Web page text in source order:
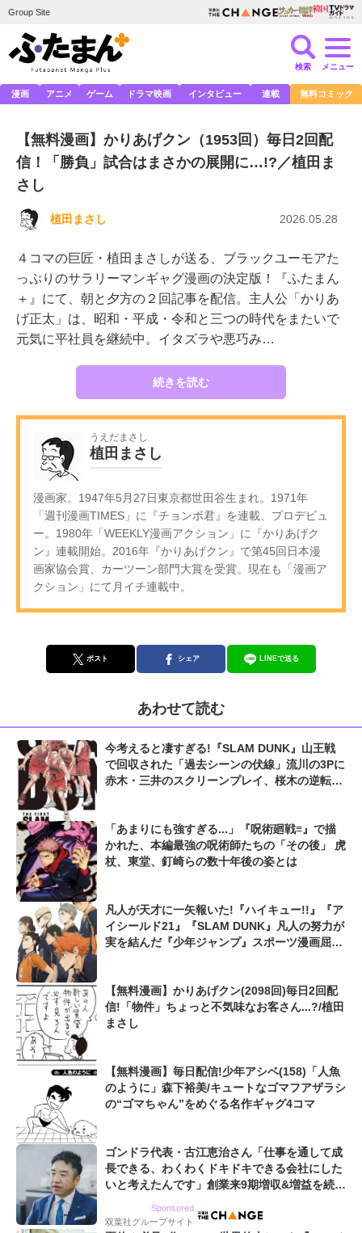
Group Site
検索 メニュー
漫画 アニメ ゲーム ドラマ映画 インタビュー 連載 無料コミック
【無料漫画】かりあげクン（1953回）毎日2回配
信！「勝負」試合はまさかの展開に…!?／植田ま
さし
植田まさし 2026.05.28
４コマの巨匠・植田まさしが送る、ブラックユーモアた
っぷりのサラリーマンギャグ漫画の決定版！『ふたまん
＋』にて、朝と夕方の２回記事を配信。主人公「かりあ
げ正太」は、昭和・平成・令和と三つの時代をまたいで
元気に平社員を継続中。イタズラや悪巧み…
続きを読む
うえだまさし
植田まさし
漫画家。1947年5月27日東京都世田谷生まれ。1971年
「週刊漫画TIMES」に『チョンボ君』を連載、プロデビュ
ー。1980年「WEEKLY漫画アクション」に『かりあげク
ン』連載開始。2016年『かりあげクン』で第45回日本漫
画家協会賞、カーツーン部門大賞を受賞。現在も「漫画ア
クション」にて月イチ連載中。
ポスト シェア LINEで送る
あわせて読む
今考えると凄すぎる!『SLAM DUNK』山王戦
で回収された「過去シーンの伏線」流川の3Pに
赤木・三井のスクリーンプレイ、桜木の逆転シ
「あまりにも強すぎる...」『呪術廻戦≡』で描
かれた、本編最強の呪術師たちの「その後」 虎
杖、東堂、釘崎らの数十年後の姿とは
凡人が天才に一矢報いた!『ハイキュー!!』『ア
イシールド21』『SLAM DUNK』凡人の努力が
実を結んだ『少年ジャンプ』スポーツ漫画屈指
【無料漫画】かりあげクン(2098回)毎日2回配
信!「物件」ちょっと不気味なお客さん...?/植田
まさし
【無料漫画】毎日配信!少年アシベ(158)「人魚
のように」森下裕美/キュートなゴマフアザラシ
の“ゴマちゃん”をめぐる名作ギャグ4コマ
ゴンドラ代表・古江恵治さん「仕事を通して成
長できる、わくわくドキドキできる会社にした
いと考えたんです」創業来9期増収&増益を続け
Sponsored
双葉社グループサイト